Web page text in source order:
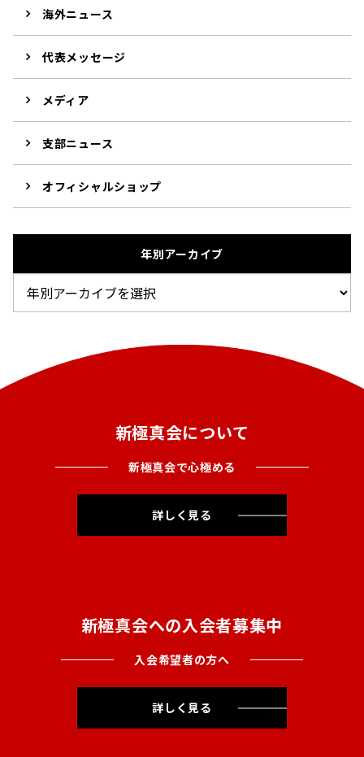
海外ニュース
代表メッセージ
メディア
支部ニュース
オフィシャルショップ
年別アーカイブ
新極真会について
新極真会で心極める
詳しく見る
新極真会への入会者募集中
入会希望者の方へ
詳しく見る